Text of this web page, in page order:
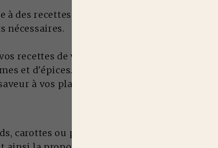
à des recettes plus saines et plus légères tout
nécessaires.
recettes de viande hachée plus saine est
et d'épices. Cela réduit la teneur en
à vos plats.
carottes ou poivrons, ils augmentent le